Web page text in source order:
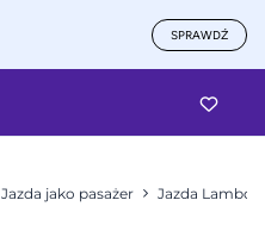
SPRAWDŹ
Jazda jako pasażer Jazda